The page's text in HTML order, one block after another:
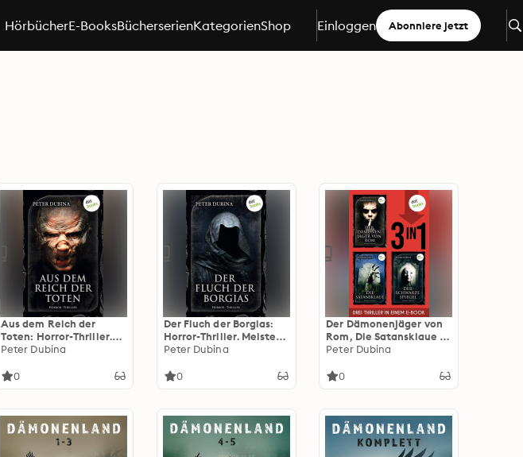
HörbücherE-BooksBücherserienKategorienShop Einloggen Abonniere jetzt
Aus dem Reich der
Toten: Horror-Thriller.
Meister des Grauens -
Peter Dubina
0
Der Fluch der Borgias:
Horror-Thriller. Meister
des Grauens - Band 11
Peter Dubina
0
Der Dämonenjäger von
Rom, Die Satansklaue &
Der schwarze Spiegel:
einem eBook
Peter Dubina
0